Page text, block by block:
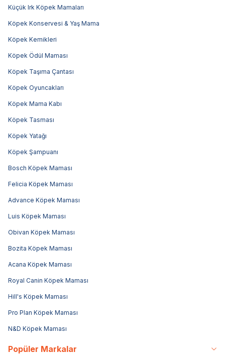
Küçük Irk Köpek Mamaları
Köpek Konservesi & Yaş Mama
Köpek Kemikleri
Köpek Ödül Maması
Köpek Taşıma Çantası
Köpek Oyuncakları
Köpek Mama Kabı
Köpek Tasması
Köpek Yatağı
Köpek Şampuanı
Bosch Köpek Maması
Felicia Köpek Maması
Advance Köpek Maması
Luis Köpek Maması
Obivan Köpek Maması
Bozita Köpek Maması
Acana Köpek Maması
Royal Canin Köpek Maması
Hill's Köpek Maması
Pro Plan Köpek Maması
N&D Köpek Maması
Popüler Markalar